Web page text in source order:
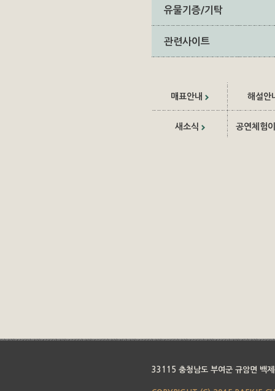
유물기증/기탁
관련사이트
매표안내 해설안
새소식 공연체험
33115 충청남도 부여군 규암면 백